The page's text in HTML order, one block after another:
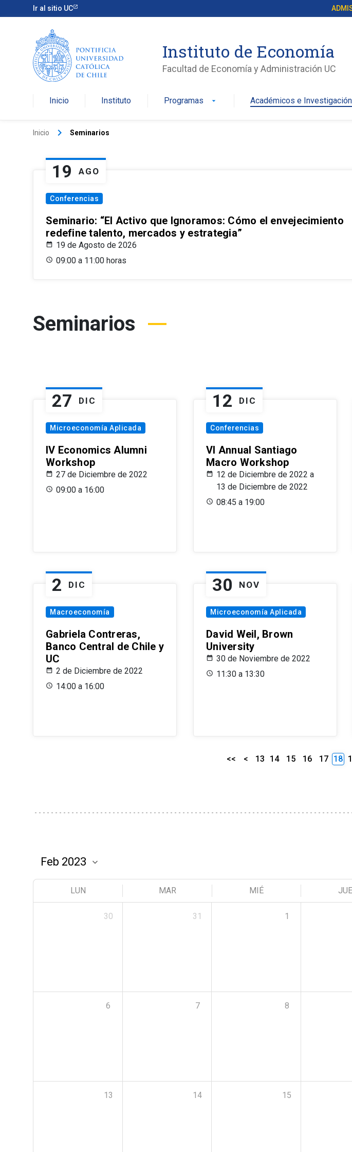
Ir al sitio UC
Instituto de Economía
Facultad de Economía y Administración UC
Inicio Instituto Programas arrow_drop_down Académicos e Investigación
Inicio keyboard_arrow_right Seminarios
19 AGO
Conferencias
Seminario: “El Activo que Ignoramos: Cómo el envejecimiento
redefine talento, mercados y estrategia”
19 de Agosto de 2026
09:00 a 11:00 horas
Seminarios
27 DIC
Microeconomía Aplicada
IV Economics Alumni
Workshop
27 de Diciembre de 2022
09:00 a 16:00
12 DIC
Conferencias
VI Annual Santiago
Macro Workshop
12 de Diciembre de 2022 a
13 de Diciembre de 2022
08:45 a 19:00
2 DIC
Macroeconomía
Gabriela Contreras,
Banco Central de Chile y
UC
2 de Diciembre de 2022
14:00 a 16:00
30 NOV
Microeconomía Aplicada
David Weil, Brown
University
30 de Noviembre de 2022
11:30 a 13:30
<< < 13 14 15 16 17 18
LUN MAR MIÉ JUE
30 31 1
6 7 8
13 14 15